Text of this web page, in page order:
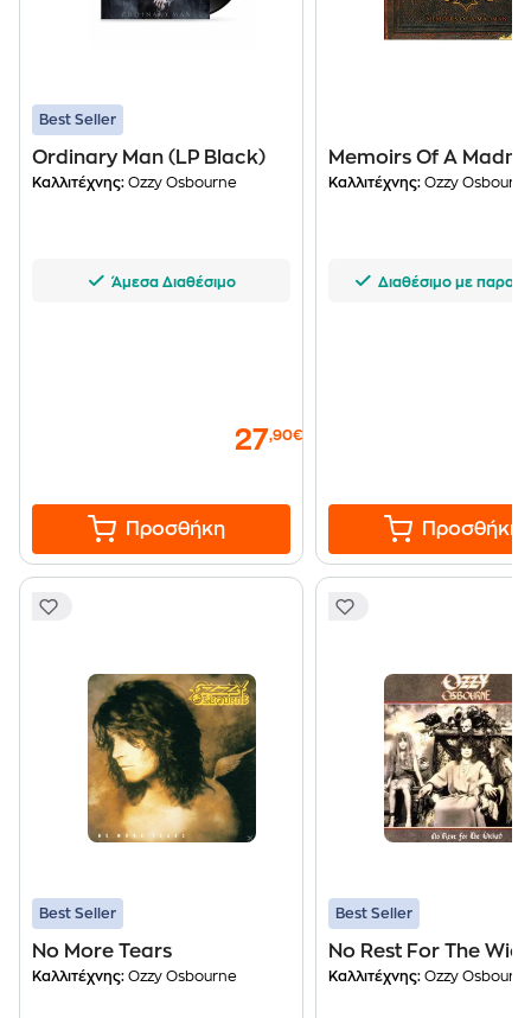
Best Seller
Ordinary Man (LP Black)
Καλλιτέχνης: Ozzy Osbourne
Άμεσα Διαθέσιμο
27,90€
Προσθήκη
Memoirs Of A
Καλλιτέχνης: Ozzy
Διαθέσιμο με
Προσθήκη
Best Seller
No More Tears
Καλλιτέχνης: Ozzy Osbourne
Best Seller
No Rest For The
Καλλιτέχνης: Ozzy